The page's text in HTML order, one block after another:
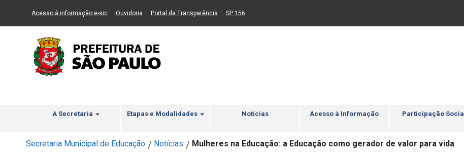
Ir ao Conteúdo Ir para menu principal 2 Ir para busca Ir para rodapé
Acesso à informação e-sic(Link para um novo sítio)
Ouvidoria (Link para um novo sítio)
Portal da Transparência (Link para um novo sítio)
SP 156
A Secretaria Etapas e Modalidades Notícias Acesso à Informação Participação Social
Secretaria Municipal de Educação / Notícias / Mulheres na Educação: a Educação como gerador de valor para vida